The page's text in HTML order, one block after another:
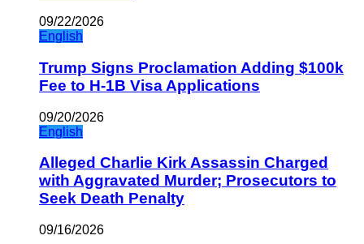
09/22/2026
English
Trump Signs Proclamation Adding $100k
Fee to H-1B Visa Applications
09/20/2026
English
Alleged Charlie Kirk Assassin Charged
with Aggravated Murder; Prosecutors to
Seek Death Penalty
09/16/2026